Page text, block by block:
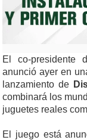
El co-presidente
anunció ayer en
lanzamiento de
combinará los
juguetes reales
El juego está